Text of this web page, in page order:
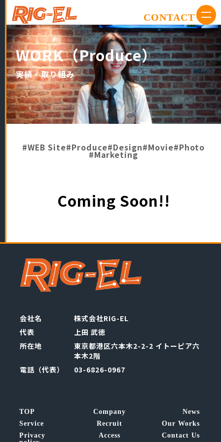
CONTACT
WORK（Produce）
実績・取り組み
#WEB Site#Produce#Design#Movie#Photo
#Marketing
Coming Soon!!
会社名
株式会社RIG-EL
代表
上田 武徳
所在地
東京都港区六本木2-2-2 イトーピア六
本木2階
電話（代表）
03-6826-0967
TOP Company
News
Service
Recruit
Our Works
Privacy
Access Contact Us